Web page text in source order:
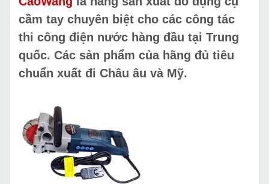
cầm tay chuyên biệt cho các công tác
thi công điện nước hàng đầu tại Trung
quốc. Các sản phẩm của hãng đủ tiêu
chuẩn xuất đi Châu âu và Mỹ.